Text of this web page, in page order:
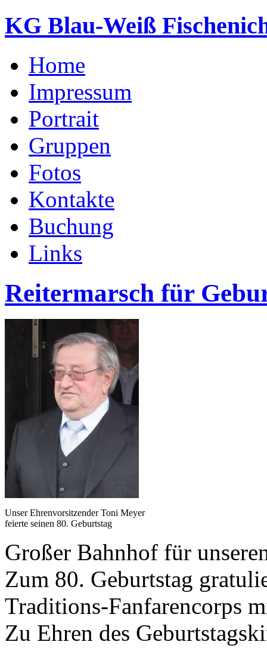
KG Blau-Weiß
Home
Impressum
Portrait
Gruppen
Fotos
Kontakte
Buchung
Links
Reitermarsch für
Unser Ehrenvorsitzender Toni Meyer
feierte seinen 80. Geburtstag
Großer Bahnhof für
Zum 80. Geburtstag
Traditions-Fanfarencorps
Zu Ehren des